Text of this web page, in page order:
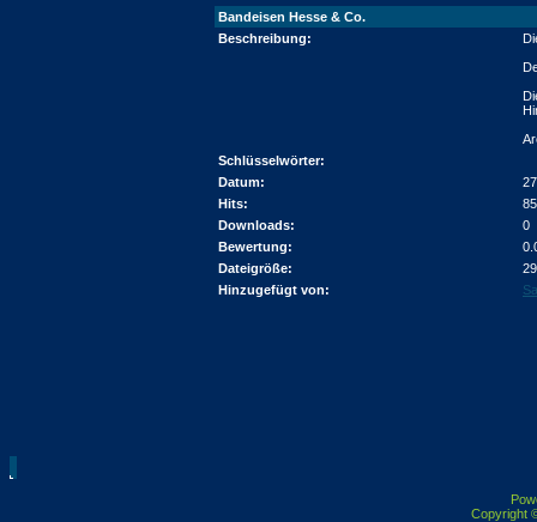
Bandeisen Hesse & Co.
Beschreibung:
Schlüsselwörter:
Datum:
Hits:
Downloads:
0
Bewertung:
Dateigröße:
Hinzugefügt von:
Copyright